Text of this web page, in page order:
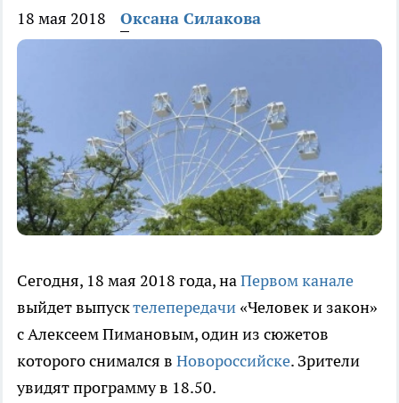
18 мая 2018 Оксана Силакова
Сегодня, 18 мая 2018 года, наПервом канале
выйдет выпусктелепередачи «Человек и закон»
с Алексеем Пимановым, один из сюжетов
которого снимался в Новороссийске. Зрители
увидят программу в 18.50.